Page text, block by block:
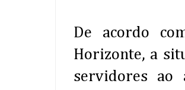
De acordo
Horizonte, a
servidores ao